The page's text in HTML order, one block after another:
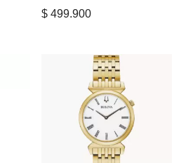
$499.900